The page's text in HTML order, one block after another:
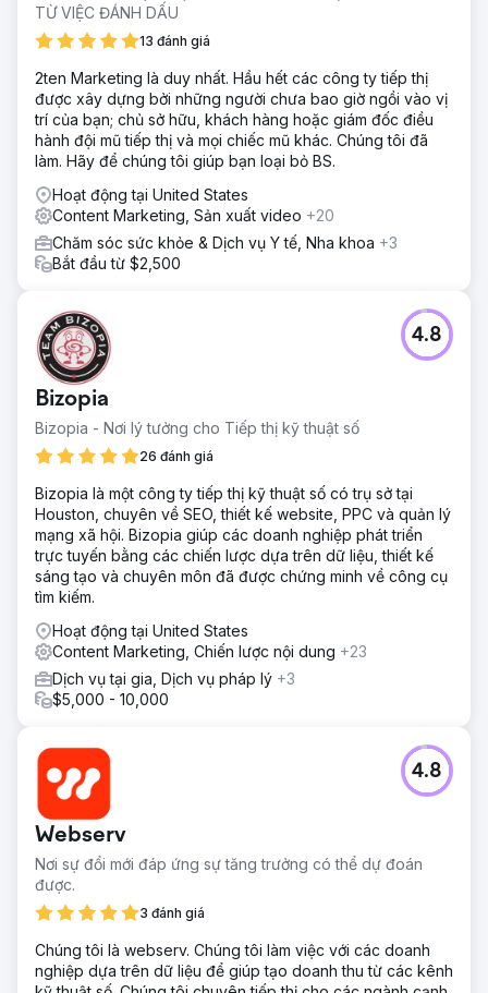
TỪ VIỆC ĐÁNH DẤU
13 đánh giá
2ten Marketing là duy nhất. Hầu hết các công ty tiếp thị
được xây dựng bởi những người chưa bao giờ ngồi vào vị
trí của bạn; chủ sở hữu, khách hàng hoặc giám đốc điều
hành đội mũ tiếp thị và mọi chiếc mũ khác. Chúng tôi đã
làm. Hãy để chúng tôi giúp bạn loại bỏ BS.
Hoạt động tại United States
Content Marketing, Sản xuất video +20
Chăm sóc sức khỏe & Dịch vụ Y tế, Nha khoa +3
Bắt đầu từ $2,500
Bizopia
Bizopia - Nơi lý tưởng cho Tiếp thị kỹ thuật số
26 đánh giá
4.8
Bizopia là một công ty tiếp thị kỹ thuật số có trụ sở tại
Houston, chuyên về SEO, thiết kế website, PPC và quản lý
mạng xã hội. Bizopia giúp các doanh nghiệp phát triển
trực tuyến bằng các chiến lược dựa trên dữ liệu, thiết kế
sáng tạo và chuyên môn đã được chứng minh về công cụ
tìm kiếm.
Hoạt động tại United States
Content Marketing, Chiến lược nội dung +23
Dịch vụ tại gia, Dịch vụ pháp lý +3
$5,000 - 10,000
Webserv
Nơi sự đổi mới đáp ứng sự tăng trưởng có thể dự đoán
được.
3 đánh giá
4.8
Chúng tôi là webserv. Chúng tôi làm việc với các doanh
nghiệp dựa trên dữ liệu để giúp tạo doanh thu từ các kênh